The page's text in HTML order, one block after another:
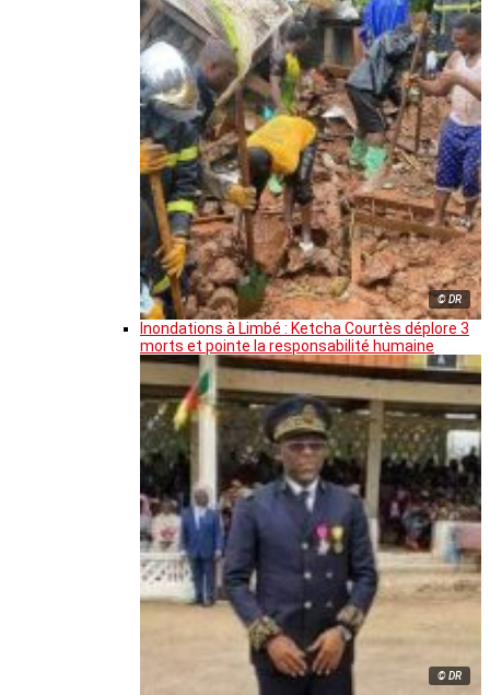
© DR
Inondations à Limbé : Ketcha Courtès déplore 3
morts et pointe la responsabilité humaine
© DR